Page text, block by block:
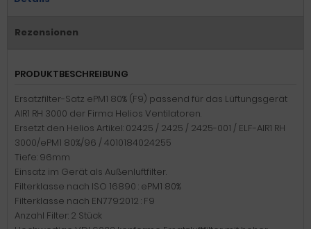
Rezensionen
PRODUKTBESCHREIBUNG
Ersatzfilter-Satz ePM1 80% (F9) passend für das Lüftungsgerät
AIR1 RH 3000 der Firma Helios Ventilatoren.
Ersetzt den Helios Artikel: 02425 / 2425 / 2425-001 / ELF-AIR1 RH
3000/ePM1 80%/96 / 4010184024255
Tiefe: 96mm
Einsatz im Gerät als Außenluftfilter.
Filterklasse nach ISO 16890 : ePM1 80%
Filterklasse nach EN779:2012 : F9
Anzahl Filter: 2 Stück